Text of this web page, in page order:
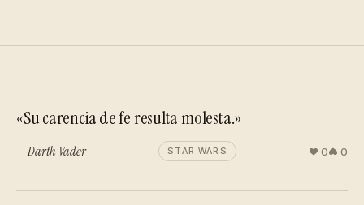
«Su carencia de fe resulta molesta.»
— Darth Vader STAR WARS 0 0